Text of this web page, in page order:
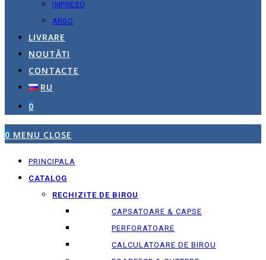
IMPRESO
ARGO
LIVRARE
NOUTĂȚI
CONTACTE
RU
0
0 MENU CLOSE
PRINCIPALA
CATALOG
RECHIZITE DE BIROU
CAPSATOARE & CAPSE
PERFORATOARE
CALCULATOARE DE BIROU